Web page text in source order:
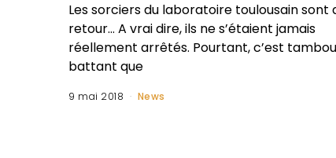
Les sorciers du laboratoire toulousain sont
retour… A vrai dire, ils ne s’étaient jamais
réellement arrêtés. Pourtant, c’est
battant que
9 mai 2018 News